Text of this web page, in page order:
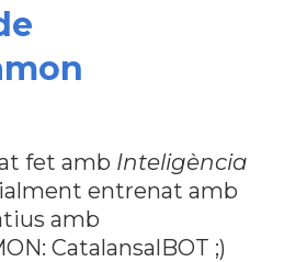
fet amb Inteligència
entrenat amb
amb
CatalansalBOT ;)